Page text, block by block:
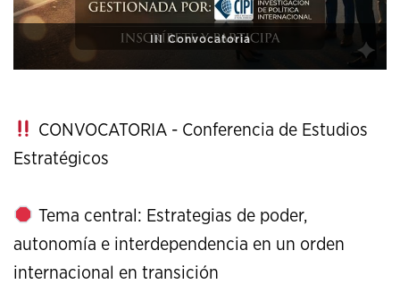
XI Conference on Strategic Studies
CONVOCATORIA - Conferencia de Estudios
Estratégicos
Tema central: Estrategias de poder,
autonomía e interdependencia en un orden
internacional en transición